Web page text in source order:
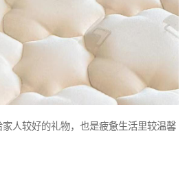
人较好的礼物，也是疲惫生活里较温馨